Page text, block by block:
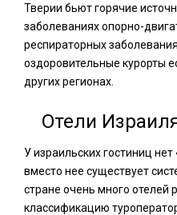
Тверии бьют горячие
заболеваниях опорно-
респираторных
оздоровительные курорты
других регионах.
Отели
У израильских гостиниц
вместо нее существует
стране очень много отелей
классификацию